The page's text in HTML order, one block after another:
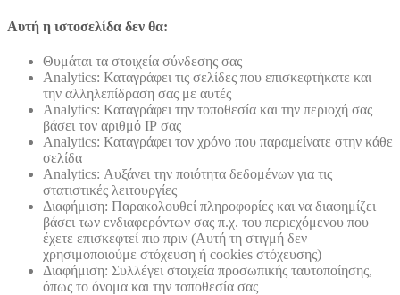
Αυτή η ιστοσελίδα δεν θα:
Θυμάται τα στοιχεία σύνδεσης σας
Analytics: Καταγράφει τις σελίδες που επισκεφτήκατε και
την αλληλεπίδραση σας με αυτές
Analytics: Καταγράφει την τοποθεσία και την περιοχή σας
βάσει τον αριθμό ΙΡ σας
Analytics: Καταγράφει τον χρόνο που παραμείνατε στην κάθε
σελίδα
Analytics: Αυξάνει την ποιότητα δεδομένων για τις
στατιστικές λειτουργίες
Διαφήμιση: Παρακολουθεί πληροφορίες και να διαφημίζει
βάσει των ενδιαφερόντων σας π.χ. του περιεχόμενου που
έχετε επισκεφτεί πιο πριν (Αυτή τη στιγμή δεν
χρησιμοποιούμε στόχευση ή cookies στόχευσης)
Διαφήμιση: Συλλέγει στοιχεία προσωπικής ταυτοποίησης,
όπως το όνομα και την τοποθεσία σας